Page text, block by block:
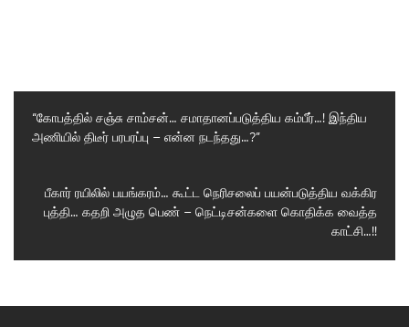
Previous
“கோபத்தில் சஞ்சு சாம்சன்… சமாதானப்படுத்திய கம்பீர்…! இந்திய
அணியில் திடீர் பரபரப்பு – என்ன நடந்தது…?”
Next
Post
பீகார் ரயிலில் பயங்கரம்… கூட்ட நெரிசலைப் பயன்படுத்திய வக்கிர
புத்தி… கதறி அழுத பெண் – நெட்டிசன்களை கொதிக்க வைத்த
காட்சி…!!